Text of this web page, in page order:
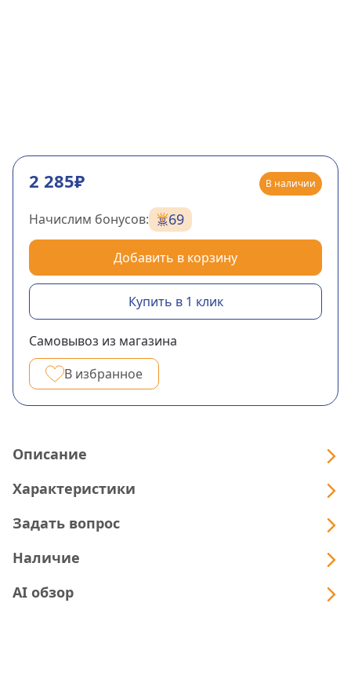
2 285₽ В наличии
Начислим бонусов: 69
Добавить в корзину
Купить в 1 клик
Самовывоз из магазина
В избранное
Описание
Характеристики
Задать вопрос
Наличие
AI обзор